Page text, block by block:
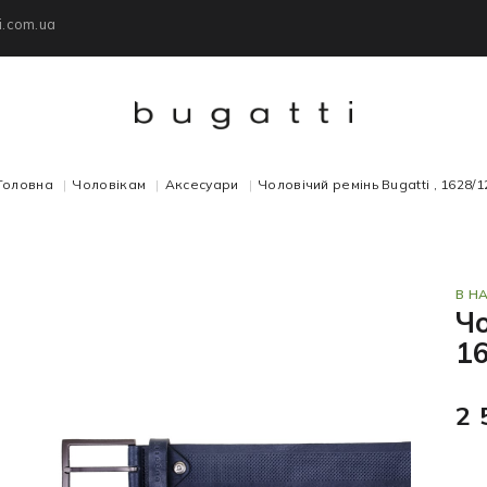
Чоловікам Аксесуари Чоловічий ремінь Bugatti , 1628/
В
2